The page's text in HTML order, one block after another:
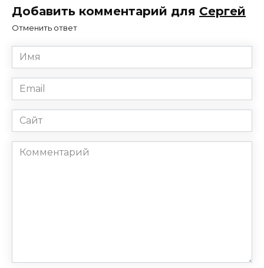
Добавить комментарий для Сергей
Отменить ответ
Имя
*
Email
*
Сайт
Комментарий